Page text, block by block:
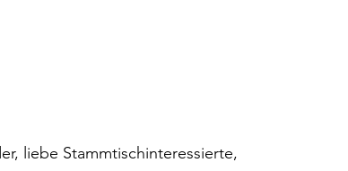
liebe Stammtischinteressierte,